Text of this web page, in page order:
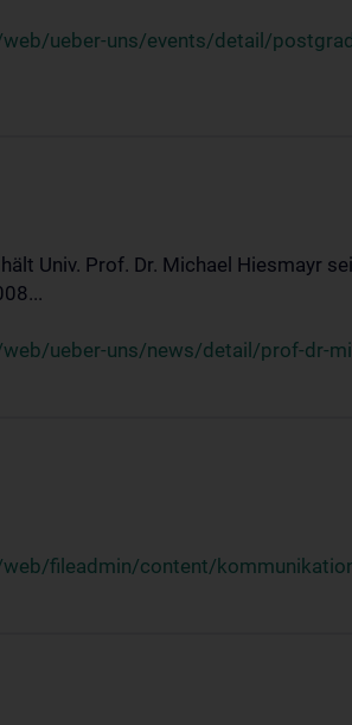
ueber-uns/events/detail/
Univ. Prof. Dr. Michael Hiesmayr
ueber-uns/news/detail/prof-dr-
fileadmin/content/